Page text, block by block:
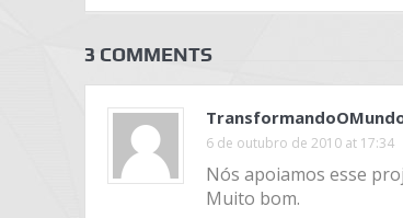
3 COMMENTS
6 de outubro de 2010 at 17:34
Nós apoiamos esse
Muito bom.